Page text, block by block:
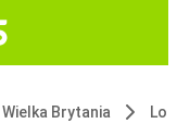
Wielka Brytania